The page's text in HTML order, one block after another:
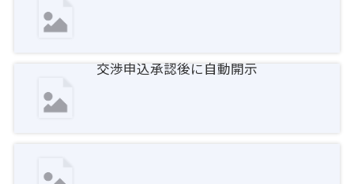
交渉申込承認後に自動開示